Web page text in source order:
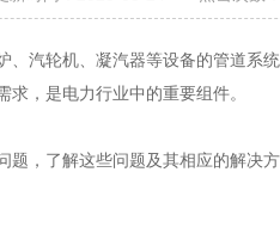
汽轮机、凝汽器等设备的管道系
，是电力行业中的重要组件。
题，了解这些问题及其相应的解决